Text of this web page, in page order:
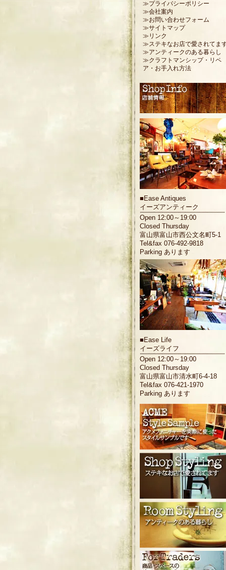
≫プライバシーポリシー
≫会社案内
≫お問い合わせフォーム
≫サイトマップ
≫リンク
≫ステキなお店で愛されてま
≫アンティークのある暮らし
≫クラフトマンシップ・リペ
ア・お手入れ方法
■ Ease Antiques
イーズアンティーク
Open 12:00～19:00
Closed Thursday
富山県富山市西公文名町5-1
Tel&fax 076-492-9818
Parking あります
■ Ease Life
イーズライフ
Open 12:00～19:00
Closed Thursday
富山県富山市清水町6-4-18
Tel&fax 076-421-1970
Parking あります